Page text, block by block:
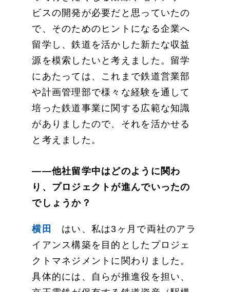
ビスの開発が必要だと思っていたの
で、そのためのヒントになる企業へ
留学し、鉄道を活かした新たな収益
源を模索したいと考えました。留学
にあたっては、これまで鉄道営業部
や計画管理部で様々な経験を通して
培った鉄道事業に関する広範な知識
がありましたので、それを活かせる
と考えました。
――他社留学中はどのように関わ
り、プロジェクトが進んでいったの
でしょうか？
横田
はい、私は3ヶ月で両社のアラ
イアンス構築を目的としたプロジェ
クトマネジメントに関わりました。
具体的には、自らが推進役を担い、